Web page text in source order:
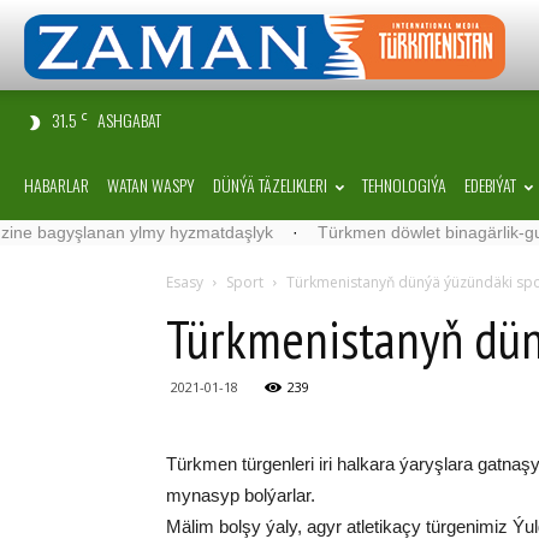
31.5 C ASHGABAT
HABARLAR WATAN WASPY DÜNÝÄ TÄZELIKLERI TEHNOLOGIÝA EDEBIÝAT
ylmy hyzmatdaşlyk · Türkmen döwlet binagärlik-gurluşyk
Esasy Sport Türkmenistanyň dünýä ýüzündäki
Türkmenistanyň
2021-01-18 239
Türkmen türgenleri iri halkara ýaryşlara
mynasyp bolýarlar.
Mälim bolşy ýaly, agyr atletikaçy türgenimiz